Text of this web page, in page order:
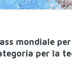
mondiale
per la